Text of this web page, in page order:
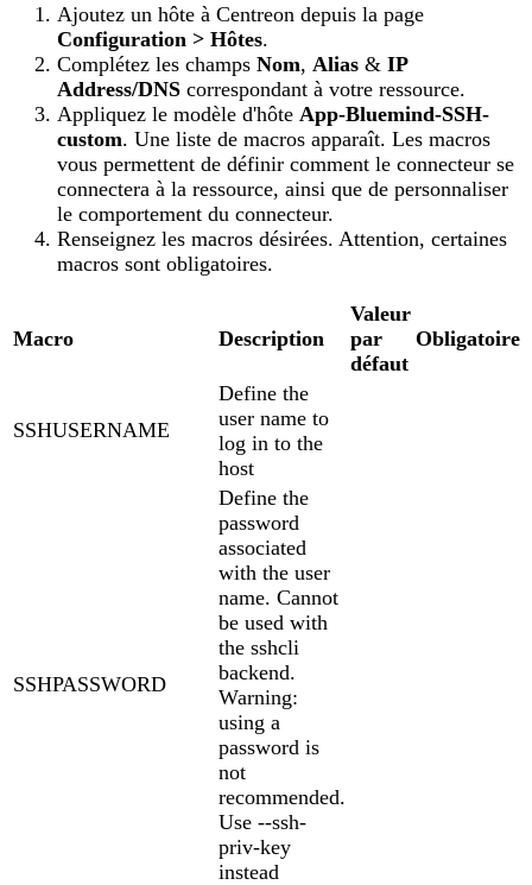
Ajoutez un hôte à Centreon depuis la page
Configuration > Hôtes.
Complétez les champs Nom, Alias & IP
Address/DNS correspondant à votre ressource.
Appliquez le modèle d'hôte App-Bluemind-SSH-
custom. Une liste de macros apparaît. Les macros
vous permettent de définir comment le connecteur se
connectera à la ressource, ainsi que de personnaliser
le comportement du connecteur.
Renseignez les macros désirées. Attention, certaines
macros sont obligatoires.
Macro Description
Valeur
par
défaut
Obligatoire
SSHUSERNAME
Define the
user name to
log in to the
host
SSHPASSWORD
Define the
password
associated
with the user
name. Cannot
be used with
the sshcli
backend.
Warning:
using a
password is
not
recommended.
Use --ssh-
priv-key
instead